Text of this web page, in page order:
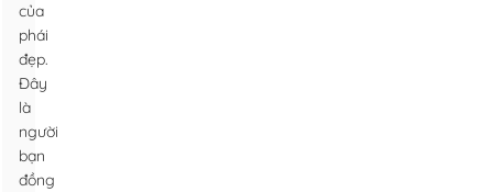
của
phái
đẹp.
Đây
là
người
bạn
đồng